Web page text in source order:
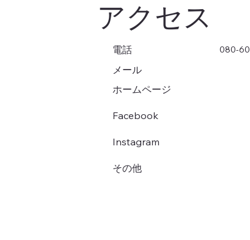
アクセス
電話 080-
メール
ホームページ
Facebook
Instagram
その他